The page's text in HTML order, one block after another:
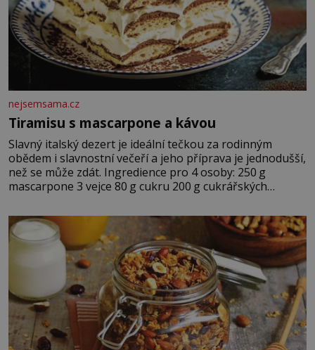
nejsemsama.cz
Tiramisu s mascarpone a kávou
Slavný italský dezert je ideální tečkou za rodinným
obědem i slavnostní večeří a jeho příprava je jednodušší,
než se může zdát. Ingredience pro 4 osoby: 250 g
mascarpone 3 vejce 80 g cukru 200 g cukrářských
posypání Postup: Oddělte žloutky od bílků. Žloutky
vyšlehejte s cukrem do světlé pěny a postupně do nich
vmíchejte mascarpone, aby vznikl hladký